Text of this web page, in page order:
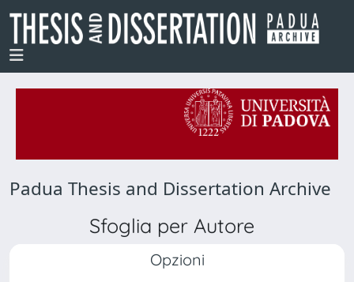
Padua Thesis and Dissertation Archive
Sfoglia per Autore
Opzioni